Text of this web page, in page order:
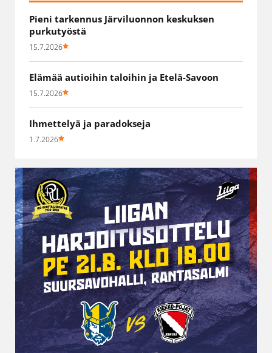
Pieni tarkennus Järviluonnon keskuksen
purkutyöstä
15.7.2026
Elämää autioihin taloihin ja Etelä-Savoon
15.7.2026
Ihmettelyä ja paradokseja
1.7.2026